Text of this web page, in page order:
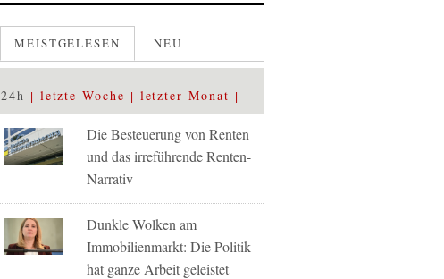
MEISTGELESEN NEU
24h letzte Woche letzter Monat
Die Besteuerung von Renten
und das irreführende Renten-
Narrativ
Dunkle Wolken am
Immobilienmarkt: Die Politik
hat ganze Arbeit geleistet